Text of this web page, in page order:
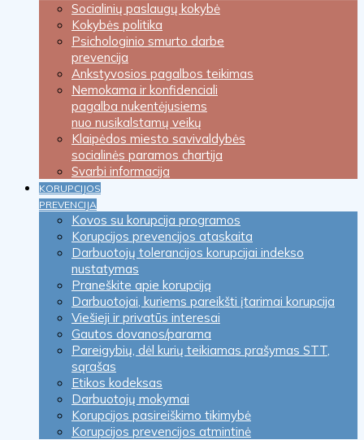
Socialinių paslaugų kokybė
Kokybės politika
Psichologinio smurto darbe
prevencija
Ankstyvosios pagalbos teikimas
Nemokama ir konfidenciali
pagalba nukentėjusiems
nuo nusikalstamų veikų
Klaipėdos miesto savivaldybės
socialinės paramos chartija
Svarbi informacija
KORUPCIJOS
PREVENCIJA
Kovos su korupcija programos
Korupcijos prevencijos ataskaita
Darbuotojų tolerancijos korupcijai indekso
nustatymas
Praneškite apie korupciją
Darbuotojai, kuriems pareikšti įtarimai korupcija
Viešieji ir privatūs interesai
Gautos dovanos/parama
Pareigybių, dėl kurių teikiamas prašymas STT,
sąrašas
Etikos kodeksas
Darbuotojų mokymai
Korupcijos pasireiškimo tikimybė
Korupcijos prevencijos atmintinė